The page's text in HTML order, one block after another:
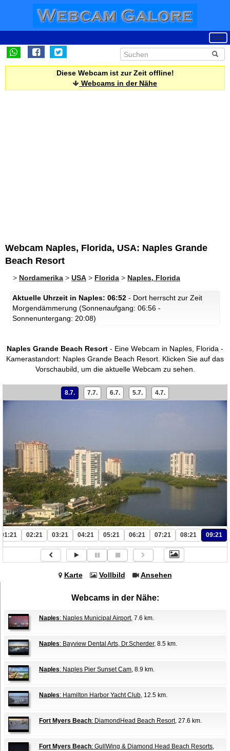
Diese Webcam ist zur Zeit offline!
Webcams in der Nähe
Webcam Naples, Florida, USA: Naples Grande
Beach Resort
> Nordamerika > USA > Florida > Naples, Florida
Aktuelle Uhrzeit in Naples: 06:52 - Dort herrscht zur Zeit
Morgendämmerung (Sonnenaufgang: 06:56 -
Sonnenuntergang: 20:08)
Naples Grande Beach Resort - Eine Webcam in Naples, Florida -
Kamerastandort: Naples Grande Beach Resort. Klicken Sie auf das
Vorschaubild, um die aktuelle Webcam zu sehen.
8.7. 7.7. 6.7. 5.7. 4.7.
01:21 02:21 03:21 04:21 05:21 06:21 07:21 08:21 09:21
Karte Vollbild Ansehen
Webcams in der Nähe:
Naples: Naples Municipal Airport, 7.6 km.
Naples: Bayview Dental Arts, Dr.Scherder, 8.5 km.
Naples: Naples Pier Sunset Cam, 8.9 km.
Naples: Hamilton Harbor Yacht Club, 12.5 km.
Fort Myers Beach: DiamondHead Beach Resort, 27.6 km.
Fort Myers Beach: GullWing & Diamond Head Beach Resorts,